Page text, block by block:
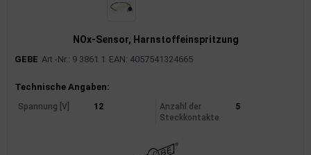
NOx-Sensor, Harnstoffeinspritzung
GEBE Art.-Nr.: 9 3861 1 EAN: 4057541324665
Produktinformationen
Technische Angaben:
Spannung [V] 12
Anzahl der
Steckkontakte
5